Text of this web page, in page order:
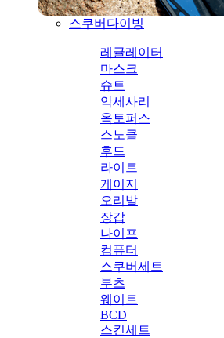
스쿠버다이빙
레귤레이터
마스크
슈트
악세사리
옥토퍼스
스노클
후드
라이트
게이지
오리발
장갑
나이프
컴퓨터
스쿠버세트
부츠
웨이트
BCD
스킨세트